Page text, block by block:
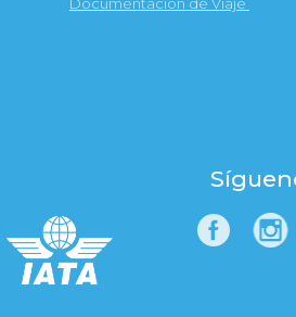
Documentacion de Viaje